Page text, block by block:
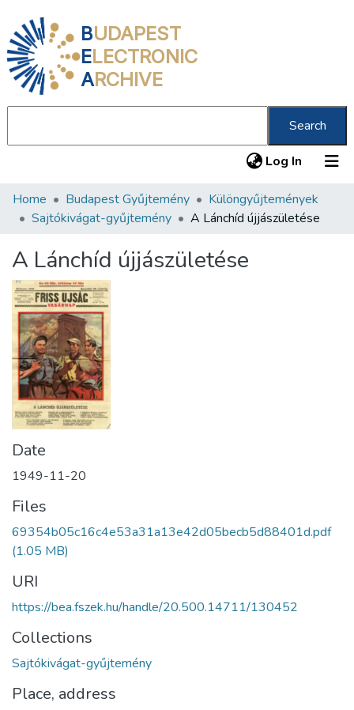
BUDAPEST
ELECTRONIC
ARCHIVE
Search
Log In (current)
Communities & Collections
Statistics
About us
Home Budapest Gyűjtemény
Különgyűjtemények
Sajtókivágat-gyűjtemény
A Lánchíd újjászületése
A Lánchíd újjászületése
Date
1949-11-20
Files
69354b05c16c4e53a31a13e42d05becb5d88401d.pdf
(1.05 MB)
URI
https://bea.fszek.hu/handle/20.500.14711/130452
Collections
Sajtókivágat-gyűjtemény
Place, address